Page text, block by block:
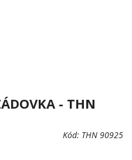
- THN
Kód: THN 90925